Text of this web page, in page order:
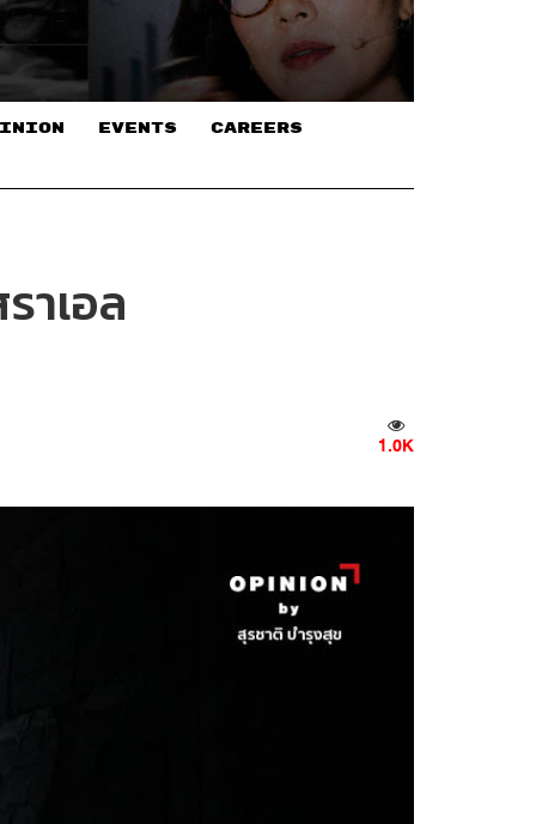
EVENTS CAREERS
าเอล
1.0K